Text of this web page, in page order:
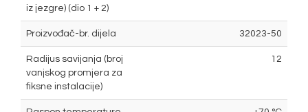
iz jezgre) (dio 1 + 2)
Proizvođač-br. dijela 32023-50
Radijus savijanja (broj
vanjskog promjera za
fiksne instalacije)
12